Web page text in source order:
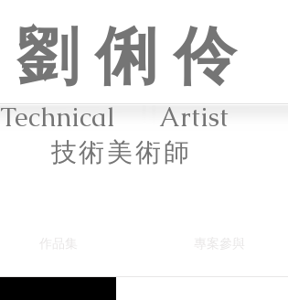
劉 俐 伶
技術美術師
Technical Artist
作品集 專案參與